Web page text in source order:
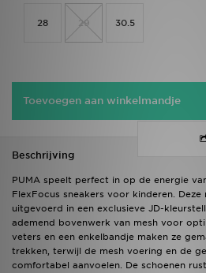
28 29 30.5
Toevoegen aan winkelmandje
Beschrijving
PUMA speelt perfect in op de energie
FlexFocus sneakers voor kinderen.
uitgevoerd in een exclusieve JD-
ademend bovenwerk van mesh voor
veters en een enkelbandje maken ze
trekken, terwijl de mesh voering en de
comfortabel aanvoelen. De schoenen